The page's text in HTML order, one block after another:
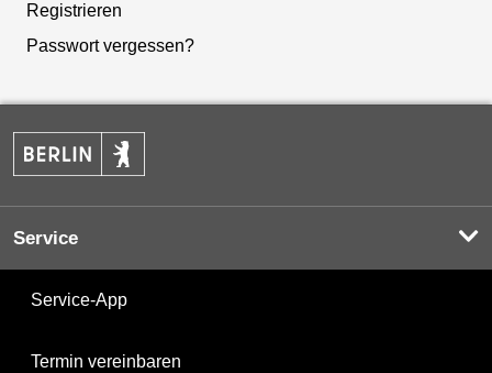
Registrieren
Passwort vergessen?
Service
Service-App
Termin vereinbaren